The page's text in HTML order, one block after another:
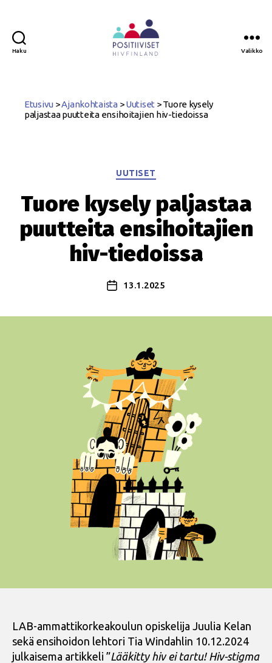
Haku Valikko
Etusivu >Ajankohtaista >Uutiset >Tuore kysely
paljastaa puutteita ensihoitajien hiv-tiedoissa
Kategoriat
UUTISET
Tuore kysely paljastaa
puutteita ensihoitajien
hiv-tiedoissa
Julkaisupäivämäärä
13.1.2025
LAB-ammattikorkeakoulun opiskelija Juulia Kelan
sekä ensihoidon lehtori Tia Windahlin 10.12.2024
julkaisema artikkeli ”Lääkitty hiv ei tartu! Hiv-stigma